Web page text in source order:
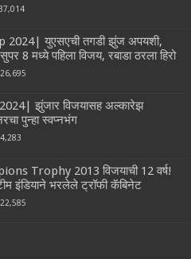
37,014
2024| युएसएची तगडी झुंज अपयशी,
8 मध्ये पहिला विजय, रबाडा ठरला हिरो
26,695
झुंजार विजयासह अल्कारेझ
पुन्हा स्वप्नभंग
Trophy 2013 विजयाची 12 वर्ष!
इंडियाने भरलेले ट्रॉफी कॅबिनेट
22,585